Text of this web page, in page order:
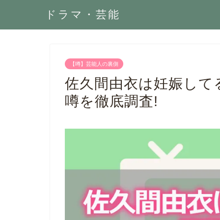
ドラマ・芸能
【噂】芸能人の裏側
佐久間由衣は妊娠し
噂を徹底調査!